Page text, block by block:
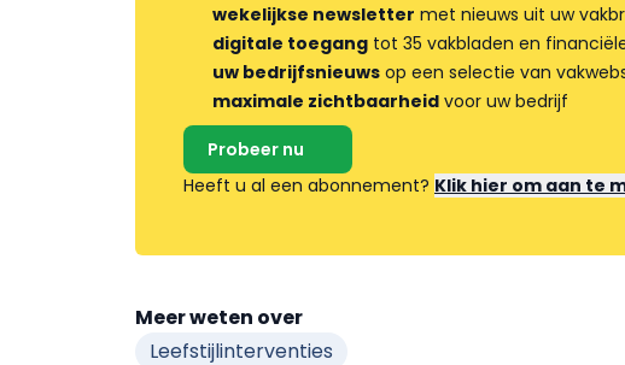
wekelijkse newsletter met nieuws uit uw
digitale toegang tot 35 vakbladen en
uw bedrijfsnieuws op een selectie van
maximale zichtbaarheid voor uw bedrijf
Probeer nu
Heeft u al een abonnement? Klik hier om aan te
Meer weten over
Leefstijlinterventies